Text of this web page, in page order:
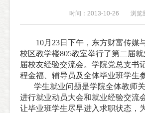
时间：2013-10-26 浏览
10月23日下午，东方财富传媒
校区教学楼805教室举行了第二届
届校友经验交流会。学院党总支书
程金福、辅导员及全体毕业班学生
学生就业问题是学院全体教师
进行就业动员大会和就业经验交流
让毕业班学生尽早进入求职状态，